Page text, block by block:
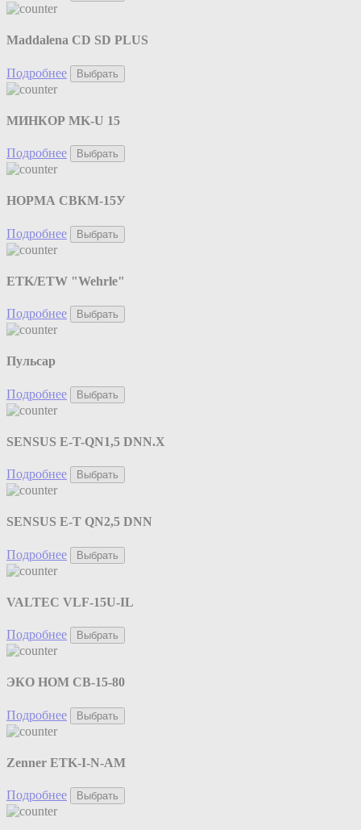
Maddalena CD SD PLUS
Подробнее Выбрать
МИНКОР MK-U 15
Подробнее Выбрать
НОРМА СВКМ-15У
Подробнее Выбрать
ETK/ETW "Wehrle"
Подробнее Выбрать
Пульсар
Подробнее Выбрать
SENSUS E-T-QN1,5 DNN.X
Подробнее Выбрать
SENSUS E-T QN2,5 DNN
Подробнее Выбрать
VALTEC VLF-15U-IL
Подробнее Выбрать
ЭКО НОМ СВ-15-80
Подробнее Выбрать
Zenner ETK-I-N-AM
Подробнее Выбрать